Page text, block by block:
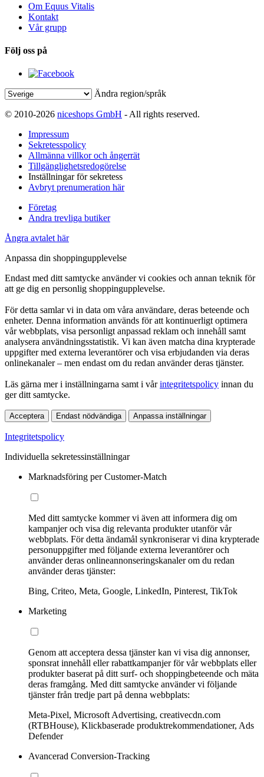
Om Equus Vitalis
Kontakt
Vår grupp
Följ oss på
Ändra region/språk
© 2010-2026 niceshops GmbH - All rights reserved.
Impressum
Sekretesspolicy
Allmänna villkor och ångerrät
Tillgänglighetsredogörelse
Inställningar för sekretess
Avbryt prenumeration här
Företag
Andra trevliga butiker
Ångra avtalet här
Anpassa din shoppingupplevelse
Endast med ditt samtycke använder vi cookies och annan teknik för
att ge dig en personlig shoppingupplevelse.
För detta samlar vi in data om våra användare, deras beteende och
enheter. Denna information används för att kontinuerligt optimera
vår webbplats, visa personligt anpassad reklam och innehåll samt
analysera användningsstatistik. Vi kan även matcha dina krypterade
uppgifter med externa leverantörer och visa erbjudanden via deras
onlinekanaler – men endast om du redan använder deras tjänster.
Läs gärna mer i inställningarna samt i vårintegritetspolicy innan du
ger ditt samtycke.
Acceptera Endast nödvändiga Anpassa inställningar
Integritetspolicy
Individuella sekretessinställningar
Marknadsföring per Customer-Match
Med ditt samtycke kommer vi även att informera dig om
kampanjer och visa dig relevanta produkter utanför vår
webbplats. För detta ändamål synkroniserar vi dina krypterade
personuppgifter med följande externa leverantörer och
använder deras onlineannonseringskanaler om du redan
använder deras tjänster:
Bing, Criteo, Meta, Google, LinkedIn, Pinterest, TikTok
Marketing
Genom att acceptera dessa tjänster kan vi visa dig annonser,
sponsrat innehåll eller rabattkampanjer för vår webbplats eller
produkter baserat på ditt surf- och shoppingbeteende och mäta
deras framgång. Med ditt samtycke använder vi följande
tjänster från tredje part på denna webbplats:
Meta-Pixel, Microsoft Advertising, creativecdn.com
(RTBHouse), Klickbaserade produktrekommendationer, Ads
Defender
Avancerad Conversion-Tracking